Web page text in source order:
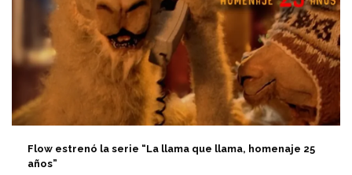
Flow estrenó la serie “La llama que llama, homenaje 25
años”